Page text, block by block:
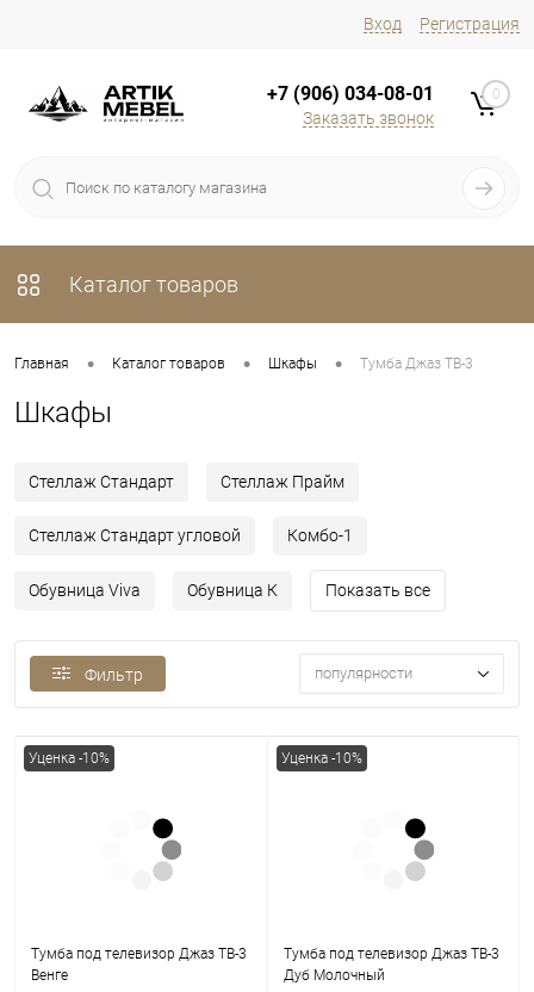
Вход Регистрация
+7 (906) 034-08-01
Заказать звонок
0
Каталог товаров
Главная • Каталог товаров • Шкафы • Тумба Джаз ТВ-3
Шкафы
Стеллаж Стандарт Стеллаж Прайм
Стеллаж Стандарт угловой Комбо-1
Обувница Viva Обувница К Показать все
Фильтр популярности
Уценка -10%
Тумба под телевизор Джаз ТВ-3
Венге
Уценка -10%
Тумба под телевизор Джаз ТВ-3
Дуб Молочный